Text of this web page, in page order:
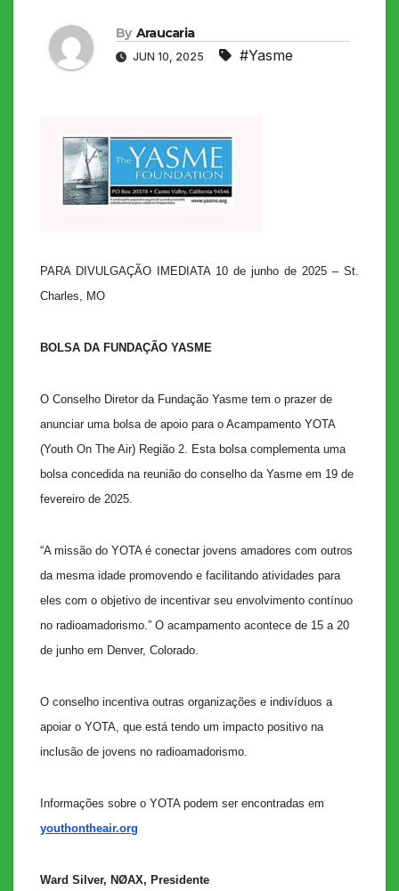
By Araucaria
JUN 10, 2025 #Yasme
PARA DIVULGAÇÃO IMEDIATA 10 de junho de 2025 – St.
Charles, MO
BOLSA DA FUNDAÇÃO YASME
O Conselho Diretor da Fundação Yasme tem o prazer de
anunciar uma bolsa de apoio para o Acampamento YOTA
(Youth On The Air) Região 2. Esta bolsa complementa uma
bolsa concedida na reunião do conselho da Yasme em 19 de
fevereiro de 2025.
“A missão do YOTA é conectar jovens amadores com outros
da mesma idade promovendo e facilitando atividades para
eles com o objetivo de incentivar seu envolvimento contínuo
no radioamadorismo.” O acampamento acontece de 15 a 20
de junho em Denver, Colorado.
O conselho incentiva outras organizações e indivíduos a
apoiar o YOTA, que está tendo um impacto positivo na
inclusão de jovens no radioamadorismo.
Informações sobre o YOTA podem ser encontradas em
youthontheair.org
Ward Silver, NØAX, Presidente